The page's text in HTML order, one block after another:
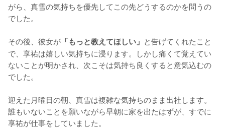
がら、真雪の気持ちを優先してこの先どうするのかを問うの
でした。
その後、彼女が 「もっと教えてほしい」 と告げてくれたこと
で、享祐は嬉しい気持ちに浸ります。しかし痛くて覚えてい
ないことが明かされ、次こそは気持ち良くすると意気込むの
でした。
迎えた月曜日の朝、真雪は複雑な気持ちのまま出社します。
誰もいないことを願いながら早朝に家を出たはずが、すでに
享祐が仕事をしていました。